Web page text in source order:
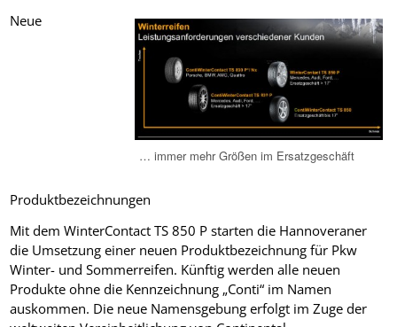
… immer mehr Größen im Ersatzgeschäft
Neue
Produktbezeichnungen
Mit dem WinterContact TS 850 P starten die Hannoveraner
die Umsetzung einer neuen Produktbezeichnung für Pkw
Winter- und Sommerreifen. Künftig werden alle neuen
Produkte ohne die Kennzeichnung „Conti“ im Namen
auskommen. Die neue Namensgebung erfolgt im Zuge der